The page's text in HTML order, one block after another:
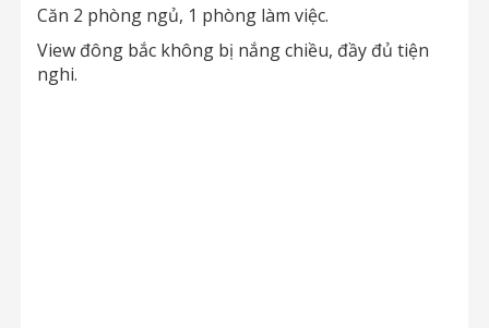
Căn 2 phòng ngủ, 1 phòng làm việc.
View đông bắc không bị nắng chiều, đầy đủ tiện
nghi.